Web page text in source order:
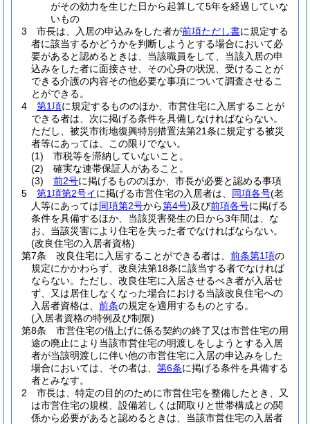
がその効力を生じた日から起算して5年を経過していな
いもの
3
市長は、入居の申込みをした者が前項ただし書に規定する
者に該当するかどうかを判断しようとする場合において必
要があると認めるときは、当該職員をして、当該入居の申
込みをした者に面接させ、その心身の状況、受けることが
できる介護の内容その他必要な事項について調査させるこ
とができる。
4
第1項に規定するもののほか、市営住宅に入居することが
できる者は、次に掲げる条件を具備しなければならない。
ただし、被災市街地復興特別措置法第21条に規定する被災
者等にあっては、この限りでない。
(1)
市税等を滞納していないこと。
(2)
確実な連帯保証人があること。
(3)
前2号に掲げるもののほか、市長が必要と認める事項
5
第1項第2号イに掲げる市営住宅の入居者は、 同項各号(老
人等にあっては同項第2号から第4号)及び前項各号に掲げる
条件を具備するほか、当該災害発生の日から3年間は、な
お、当該災害により住宅を失った者でなければならない。
(改良住宅の入居者資格)
第7条
改良住宅に入居することができる者は、 前条第1項の
規定にかかわらず、改良法第18条に該当する者でなければ
ならない。 ただし、改良住宅に入居させるべき者が入居せ
ず、又は居住しなくなった場合における当該改良住宅への
入居者資格は、 前条の規定を適用するものとする。
(入居者資格の特例及び制限)
第8条
市営住宅の借上げに係る契約の終了又は市営住宅の用
途の廃止により当該市営住宅の明渡しをしようとする入居
者が当該明渡しに伴い他の市営住宅に入居の申込みをした
場合においては、その者は、 第6条に掲げる条件を具備する
者とみなす。
2
市長は、特定の目的のために市営住宅を整備したとき、又
は市営住宅の規模、設備若しくは間取りと世帯構成との関
係から必要があると認めるときは、当該市営住宅の入居者